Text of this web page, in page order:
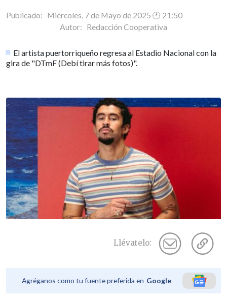
Publicado: Miércoles, 7 de Mayo de 2025 🕐 21:50
Autor: Redacción Cooperativa
El artista puertorriqueño regresa al Estadio Nacional con la
gira de "DTmF (Debí tirar más fotos)".
Llévatelo:
Agréganos como tu fuente preferida en Google